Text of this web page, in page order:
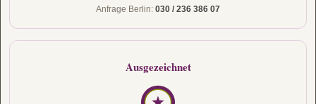
Anfrage Berlin: 030 / 236 386 07
Ausgezeichnet